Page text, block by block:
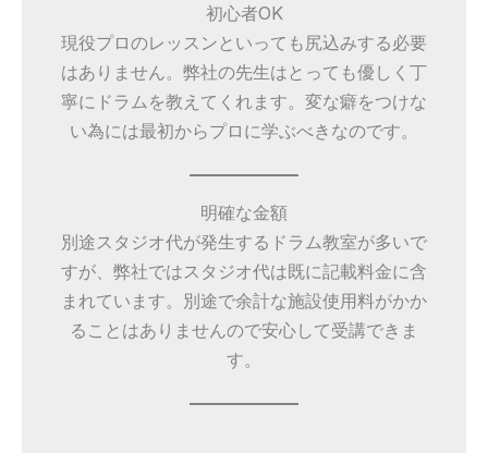
初心者OK
現役プロのレッスンといっても尻込みする必要
はありません。弊社の先生はとっても優しく丁
寧にドラムを教えてくれます。変な癖をつけな
い為には最初からプロに学ぶべきなのです。
明確な金額
別途スタジオ代が発生するドラム教室が多いで
すが、弊社ではスタジオ代は既に記載料金に含
まれています。別途で余計な施設使用料がかか
ることはありませんので安心して受講できま
す。